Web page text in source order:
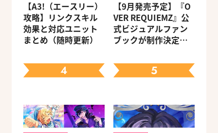
【A3!（エースリー）
攻略】リンクスキル
効果と対応ユニット
まとめ（随時更新）
【9月発売予定】『O
VER REQUIEMZ』公
式ビジュアルファン
ブックが制作決定！
る豪華グッズ付き限
定セットも同時発売
4 5